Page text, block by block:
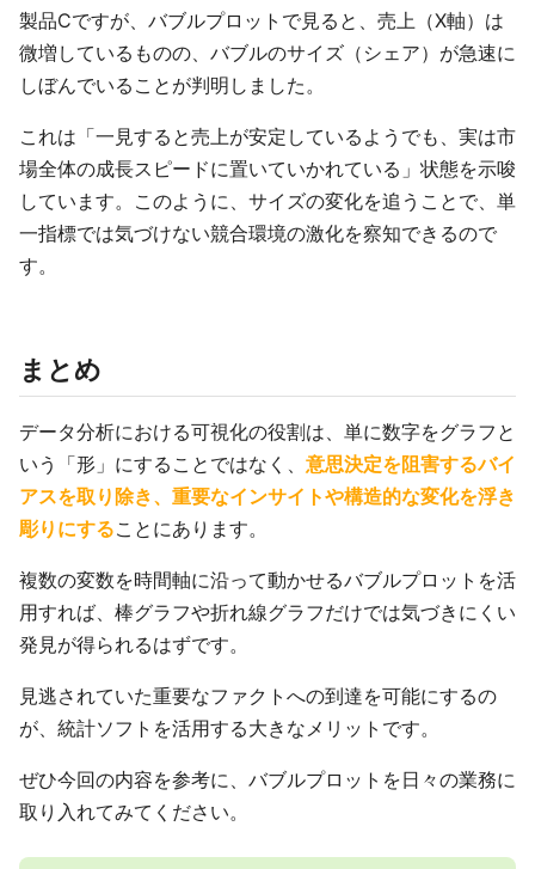
製品Cですが、バブルプロットで見ると、売上（X軸）は
微増しているものの、バブルのサイズ（シェア）が急速に
しぼんでいることが判明しました。
これは「一見すると売上が安定しているようでも、実は市
場全体の成長スピードに置いていかれている」状態を示唆
しています。このように、サイズの変化を追うことで、単
一指標では気づけない競合環境の激化を察知できるので
す。
まとめ
データ分析における可視化の役割は、単に数字をグラフと
いう「形」にすることではなく、 意思決定を阻害するバイ
アスを取り除き、重要なインサイトや構造的な変化を浮き
彫りにすることにあります。
複数の変数を時間軸に沿って動かせるバブルプロットを活
用すれば、棒グラフや折れ線グラフだけでは気づきにくい
発見が得られるはずです。
見逃されていた重要なファクトへの到達を可能にするの
が、統計ソフトを活用する大きなメリットです。
ぜひ今回の内容を参考に、バブルプロットを日々の業務に
取り入れてみてください。